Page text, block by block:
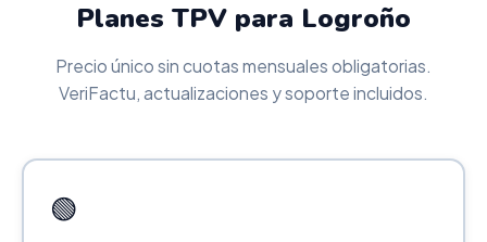
Planes TPV para Logroño
Precio único sin cuotas mensuales obligatorias.
VeriFactu, actualizaciones y soporte incluidos.
🟢